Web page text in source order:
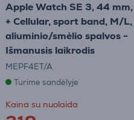
Apple Watch SE 3, 44 mm,
+ Cellular, sport band, M/L,
aliuminio/smėlio spalvos -
Išmanusis laikrodis
MEPF4ET/A
Turime sandėlyje
Kaina su nuolaida